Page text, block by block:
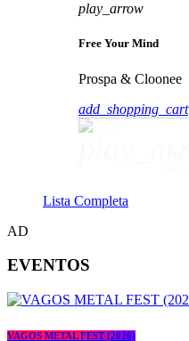
play_arrow
Free Your Mind
Prospa & Cloonee
add_shopping_cart
Lista Completa
AD
EVENTOS
VAGOS METAL FEST (2026)